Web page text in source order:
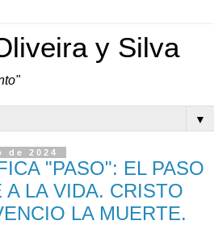
y Silva
▼
de 2024
"PASO": EL PASO
A LA VIDA. CRISTO
LA MUERTE.